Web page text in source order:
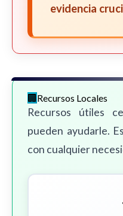
evidencia
Recursos Locales
Recursos útiles
pueden ayudarle.
con cualquier